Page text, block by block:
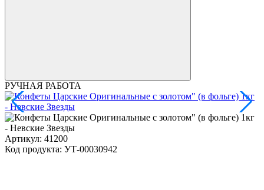
РУЧНАЯ РАБОТА
Артикул: 41200
Код продукта: УТ-00030942